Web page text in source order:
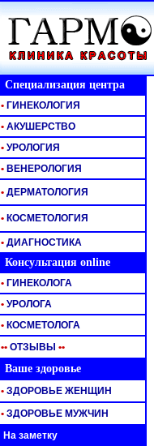
Специализация центра
• ГИНЕКОЛОГИЯ
• АКУШЕРСТВО
• УРОЛОГИЯ
• ВЕНЕРОЛОГИЯ
• ДЕРМАТОЛОГИЯ
• КОСМЕТОЛОГИЯ
• ДИАГНОСТИКА
Консультация online
• ГИНЕКОЛОГА
• УРОЛОГА
• КОСМЕТОЛОГА
•• ОТЗЫВЫ ••
Ваше здоровье
• ЗДОРОВЬЕ ЖЕНЩИН
• ЗДОРОВЬЕ МУЖЧИН
На заметку